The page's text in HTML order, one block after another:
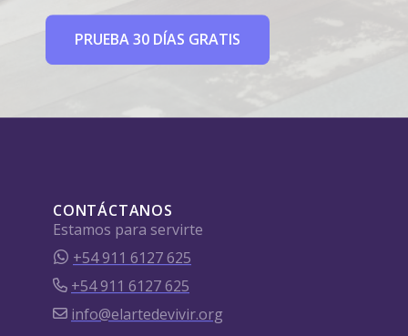
PRUEBA 30 DÍAS GRATIS
CONTÁCTANOS
Estamos para servirte
+54 911 6127 625
+54 911 6127 625
info@elartedevivir.org